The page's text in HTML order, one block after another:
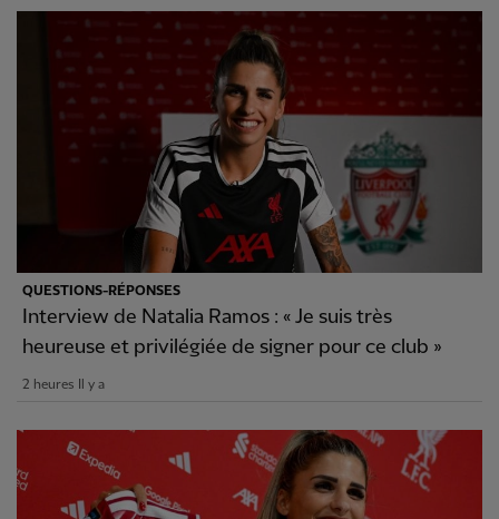
QUESTIONS-RÉPONSES
Interview de Natalia Ramos : « Je suis très
heureuse et privilégiée de signer pour ce club »
2 heures Il y a